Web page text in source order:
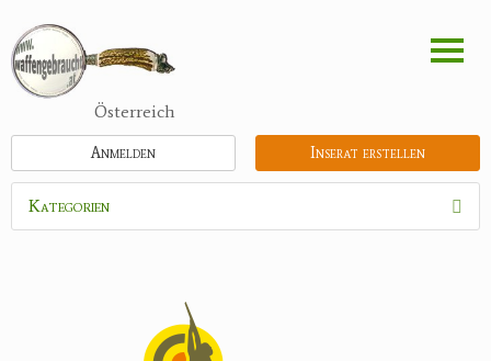
zum
Inhalt
Österreich
Inserat erstellen
Anmelden
Kategorien
Schrotmunition